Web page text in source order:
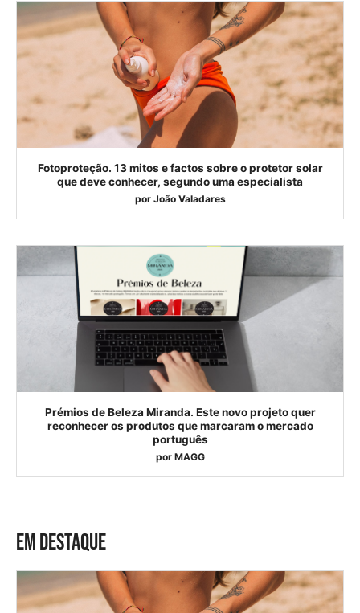
Fotoproteção. 13 mitos e factos sobre o protetor solar
que deve conhecer, segundo uma especialista
por João Valadares
Prémios de Beleza Miranda. Este novo projeto quer
reconhecer os produtos que marcaram o mercado
português
por MAGG
EM DESTAQUE